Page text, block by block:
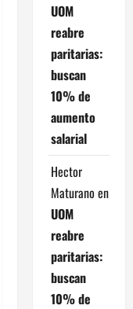
UOM
reabre
paritarias:
buscan
10% de
aumento
salarial
Hector
Maturano en
UOM
reabre
paritarias:
buscan
10% de